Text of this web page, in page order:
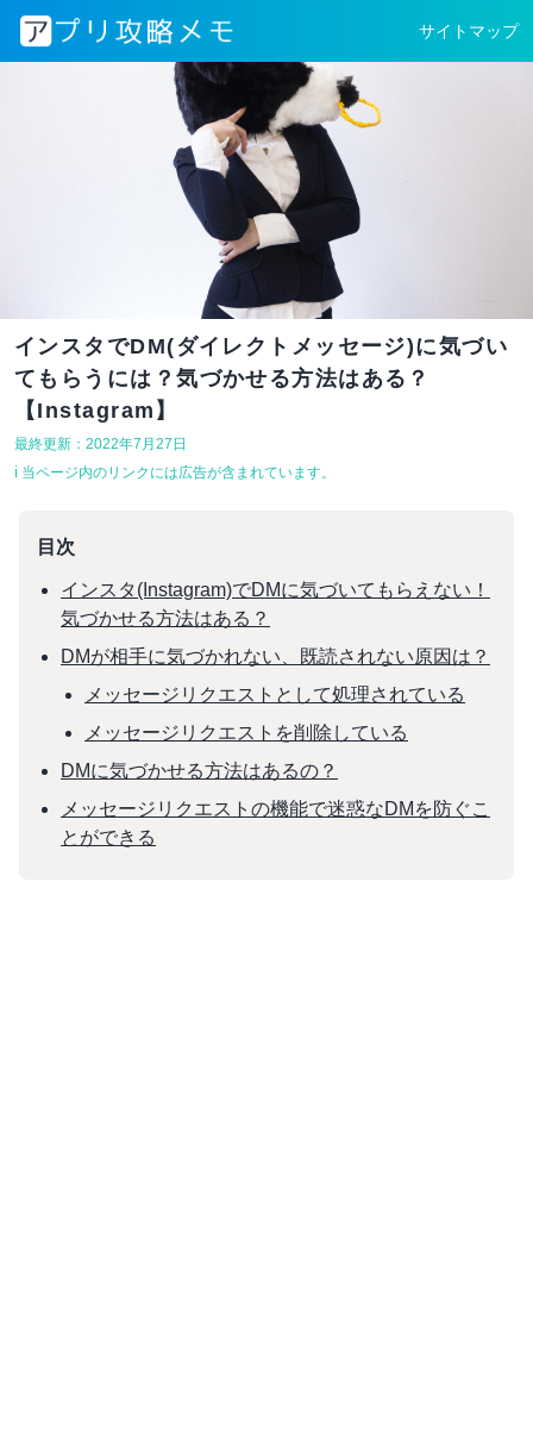
サイトマップ
インスタでDM(ダイレクトメッセージ)に気づい
てもらうには？気づかせる方法はある？
【Instagram】
最終更新：2022年7月27日
ℹ︎ 当ページ内のリンクには広告が含まれています。
目次
インスタ(Instagram)でDMに気づいてもらえない！
気づかせる方法はある？
DMが相手に気づかれない、既読されない原因は？
メッセージリクエストとして処理されている
メッセージリクエストを削除している
DMに気づかせる方法はあるの？
メッセージリクエストの機能で迷惑なDMを防ぐこ
とができる